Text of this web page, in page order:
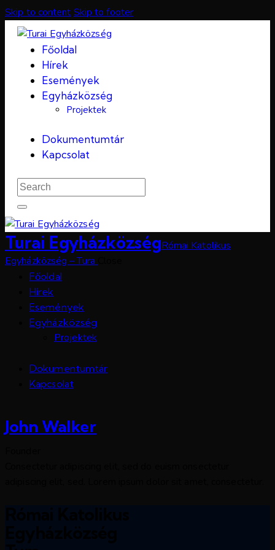
Skip to content Skip to footer
Főoldal
Hírek
Események
Egyházközség
Projektek
Dokumentumtár
Kapcsolat
Turai EgyházközségRómai Katolikus
Egyházközség – Tura
Főoldal
Hírek
Események
Egyházközség
Projektek
Dokumentumtár
Kapcsolat
John Walker